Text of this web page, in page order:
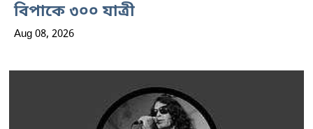
বিপাকে ৩০০ যাত্রী
Aug 08, 2026